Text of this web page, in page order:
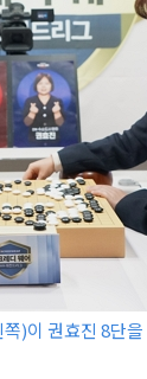
)이 권효진 8단